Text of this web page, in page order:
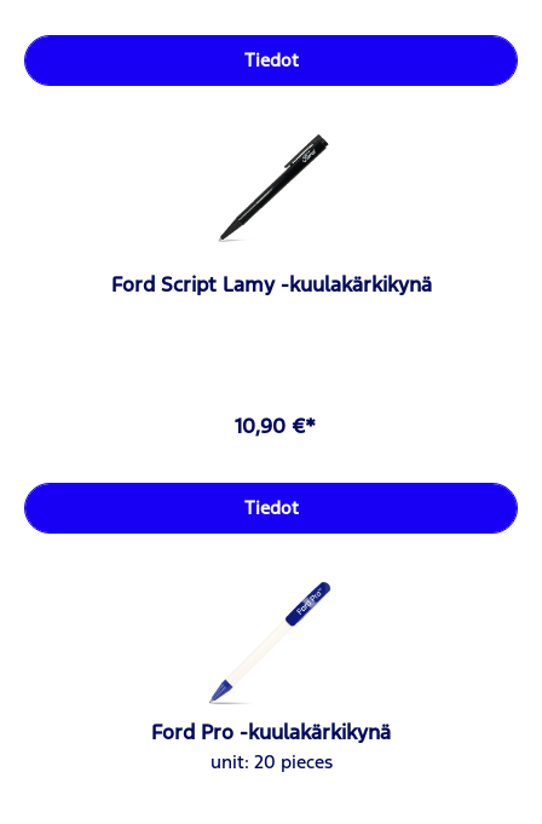
Tiedot
Ford Script Lamy -kuulakärkikynä
10,90 €*
Tiedot
Ford Pro -kuulakärkikynä
unit: 20 pieces